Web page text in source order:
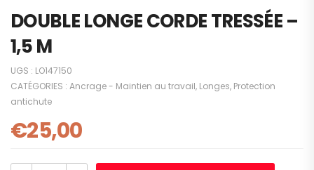
DOUBLE LONGE CORDE TRESSÉE –
1,5 M
UGS : LO147150
CATÉGORIES : Ancrage - Maintien au travail, Longes, Protection
antichute
€25,00